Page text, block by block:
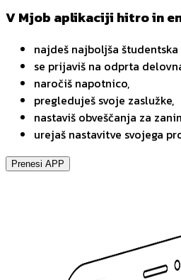
V Mjob aplikaciji hitro in
najdeš najboljša
se prijaviš na odprta
naročiš napotnico,
pregleduješ svoje zaslužke,
nastaviš obveščanja za
urejaš nastavitve svojega
Prenesi APP